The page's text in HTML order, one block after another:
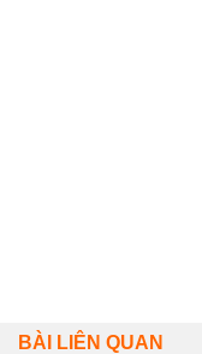
BÀI LIÊN QUAN